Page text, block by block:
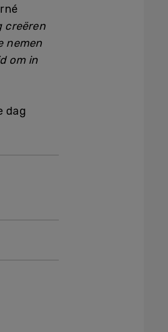
creëren
nemen
om in
dag